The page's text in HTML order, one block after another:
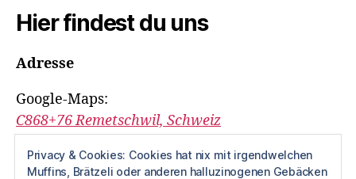
Hier findest du uns
Adresse
Google-Maps:
C868+76 Remetschwil, Schweiz
Altherkömmlich ist das:
Privacy & Cookies: Cookies hat nix mit irgendwelchen
Muffins, Brätzeli oder anderen halluzinogenen Gebäcken